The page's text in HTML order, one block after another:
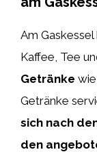
Am
Kaffee, Tee
Getränke
Getränke
sich nach
den